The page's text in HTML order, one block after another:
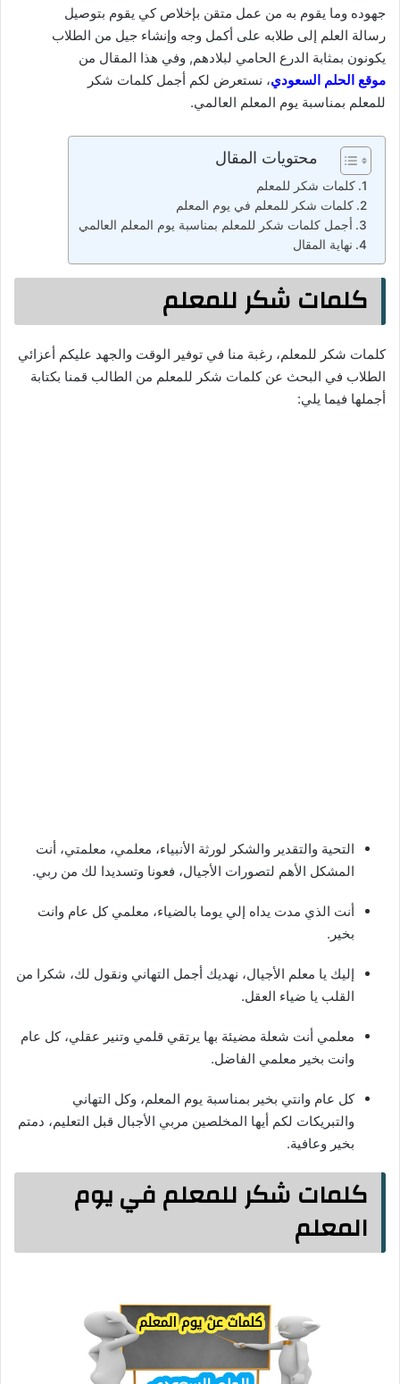
جهوده وما يقوم به من عمل متقن بإخلاص كي يقوم بتوصيل
رسالة العلم إلى طلابه على أكمل وجه وإنشاء جيل من الطلاب
يكونون بمثابة الدرع الحامي لبلادهم, وفي هذا المقال من
موقع الحلم السعودي، نستعرض لكم أجمل كلمات شكر
للمعلم بمناسبة يوم المعلم العالمي.
محتويات المقال
كلمات شكر للمعلم
كلمات شكر للمعلم في يوم المعلم
أجمل كلمات شكر للمعلم بمناسبة يوم المعلم العالمي
نهاية المقال
كلمات شكر للمعلم
كلمات شكر للمعلم، رغبة منا في توفير الوقت والجهد عليكم أعزائي
الطلاب في البحث عن كلمات شكر للمعلم من الطالب قمنا بكتابة
أجملها فيما يلي:
التحية والتقدير والشكر لورثة الأنبياء، معلمي، معلمتي، أنت
المشكل الأهم لتصورات الأجيال، فعونا وتسديدا لك من ربي.
أنت الذي مدت يداه إلي يوما بالضياء، معلمي كل عام وانت
بخير.
إليك يا معلم الأجيال، نهديك أجمل التهاني ونقول لك، شكرا من
القلب يا ضياء العقل.
معلمي أنت شعلة مضيئة بها يرتقي قلمي وتنير عقلي، كل عام
وانت بخير معلمي الفاضل.
كل عام وانتي بخير بمناسبة يوم المعلم، وكل التهاني
والتبريكات لكم أيها المخلصين مربي الأجبال قبل التعليم، دمتم
بخير وعافية.
كلمات شكر للمعلم في يوم
المعلم